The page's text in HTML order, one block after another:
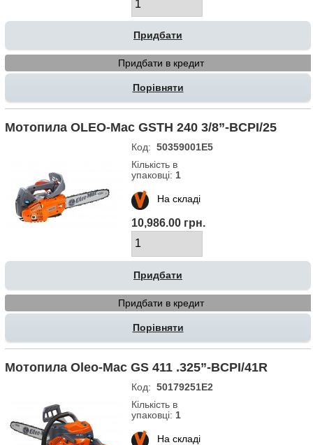
Придбати в кредит
Порівняти
Мотопила OLEO-Маc GSTH 240 3/8”-BCPI/25
Код: 50359001E5
Кількість в
упаковці: 1
На складі
10,986.00 грн.
Придбати в кредит
Порівняти
Мотопила Oleo-Маc GS 411 .325”-BCPI/41R
Код: 50179251E2
Кількість в
упаковці: 1
На складі